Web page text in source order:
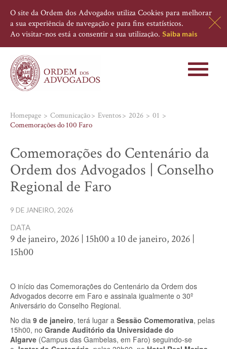
O site da Ordem dos Advogados utiliza Cookies para melhorar
a sua experiência de navegação e para fins estatísticos.
Ao visitar-nos está a consentir a sua utilização. Saiba mais
Toggle
Homepage Comunicação Eventos 2026
01
Comemorações do 100 Faro
Comemorações do Centenário da
Ordem dos Advogados | Conselho
Regional de Faro
9 DE JANEIRO, 2026
DATA
9 de janeiro, 2026 | 15h00 a 10 de janeiro, 2026 |
15h00
O início das Comemorações do Centenário da Ordem dos
Advogados decorre em Faro e assinala igualmente o 30º
Aniversário do Conselho Regional.
No dia 9 de janeiro, terá lugar a Sessão Comemorativa, pelas
15h00, no Grande Auditório da Universidade do
Algarve (Campus das Gambelas, em Faro) seguindo-se